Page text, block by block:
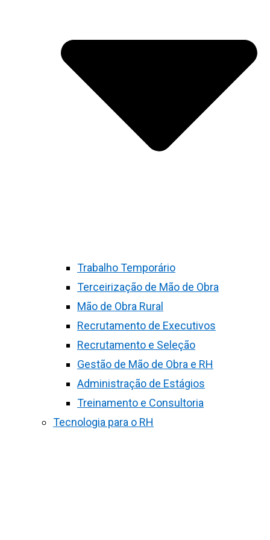
Trabalho Temporário
Terceirização de Mão de Obra
Mão de Obra Rural
Recrutamento de Executivos
Recrutamento e Seleção
Gestão de Mão de Obra e RH
Administração de Estágios
Treinamento e Consultoria
Tecnologia para o RH